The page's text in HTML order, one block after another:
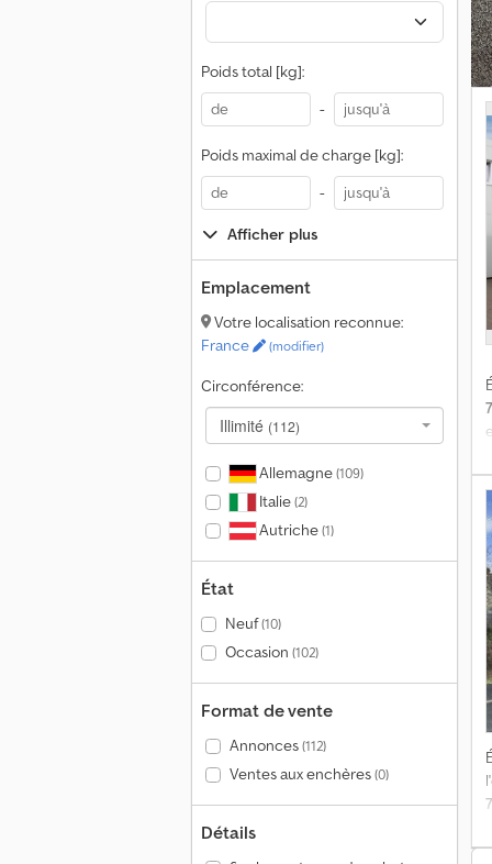
Poids total [kg]:
-
Poids maximal de charge [kg]:
-
Afficher plus
Emplacement
Votre localisation reconnue:
France
(modifier)
Circonférence:
Illimité (112)
Allemagne(109)
Italie(2)
Autriche(1)
État
Neuf(10)
Occasion (102)
Format de vente
Annonces(112)
Ventes aux enchères(0)
Détails